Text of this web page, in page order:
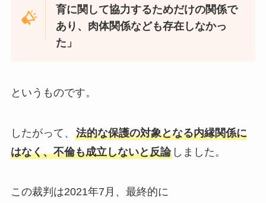
育に関して協力するためだけの関係で
あり、肉体関係なども存在しなかっ
た」
というものです。
したがって、 法的な保護の対象となる内縁関係に
はなく、不倫も成立しないと反論しました。
この裁判は2021年7月、最終的に